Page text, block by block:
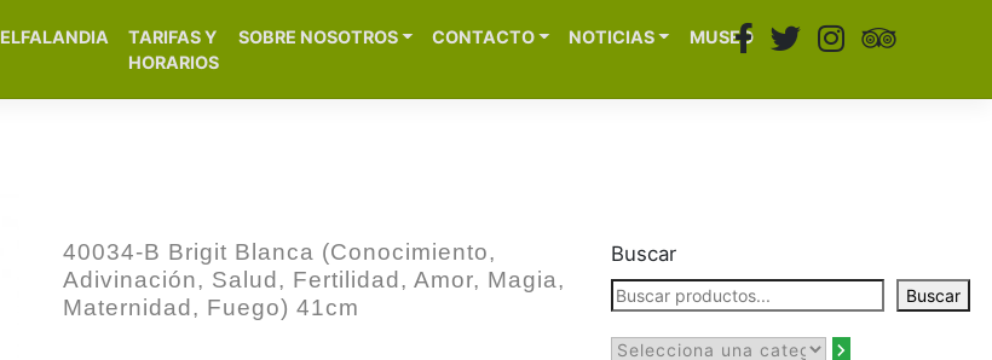
ELFALANDIA
TARIFAS Y
HORARIOS
SOBRE NOSOTROS CONTACTO NOTICIAS MUSEO
40034-B Brigit Blanca (Conocimiento,
Adivinación, Salud, Fertilidad, Amor, Magia,
Maternidad, Fuego) 41cm
Buscar
Buscar